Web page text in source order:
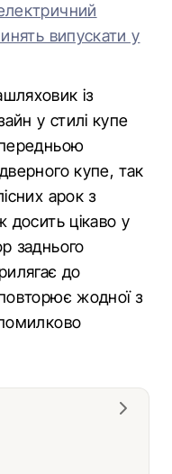
випускати у
із
у стилі купе
купе, так
арок з
досить цікаво у
заднього
до
жодної з